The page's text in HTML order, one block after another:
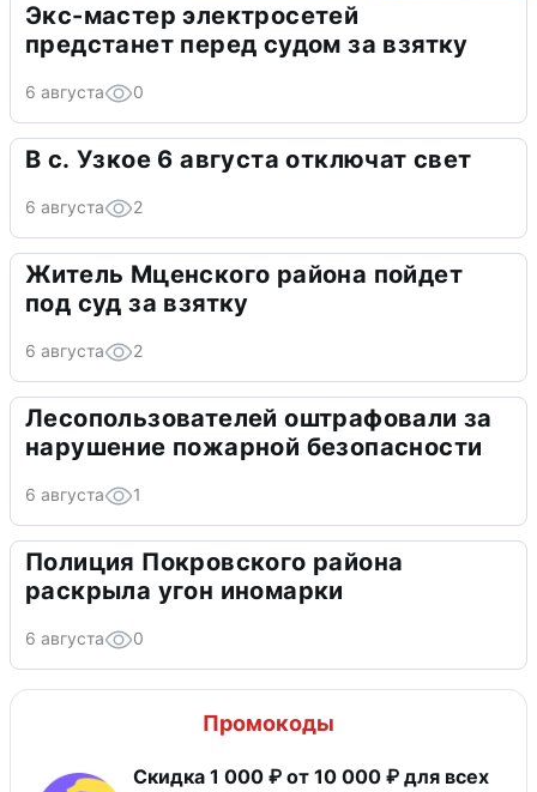
Экс-мастер электросетей
предстанет перед судом за взятку
6 августа 0
В с. Узкое 6 августа отключат свет
6 августа 2
Житель Мценского района пойдет
под суд за взятку
6 августа 2
Лесопользователей оштрафовали за
нарушение пожарной безопасности
6 августа 1
Полиция Покровского района
раскрыла угон иномарки
6 августа 0
Промокоды
Скидка 1 000 ₽ от 10 000 ₽ для всех